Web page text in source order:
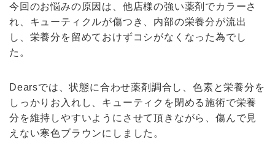
今回のお悩みの原因は、他店様の強い薬剤でカラーさ
れ、キューティクルが傷つき、内部の栄養分が流出
し、栄養分を留めておけずコシがなくなった為でし
た。
Dearsでは、状態に合わせ薬剤調合し、色素と栄養分を
しっかりお入れし、キューティクを閉める施術で栄養
分を維持しやすいようにさせて頂きながら、傷んで見
えない寒色ブラウンにしました。